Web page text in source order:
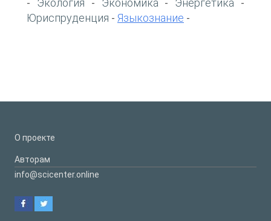
- Экология - Экономика - Энергетика -
Юриспруденция - Языкознание -
О проекте
Авторам
info@scicenter.online